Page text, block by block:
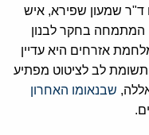
שמעון שפירא, איש
המתמחה בחקר לבנון
אזרחים היא עדיין
לב לציטוט מפתיע
שבנאומו האחרון